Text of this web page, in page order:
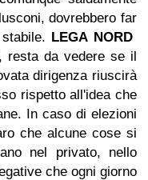
dovrebbero far
LEGA NORD
resta da vedere se il
dirigenza riuscirà
rispetto all'idea che
In caso di elezioni
che alcune cose si
nel privato, nello
che ogni giorno